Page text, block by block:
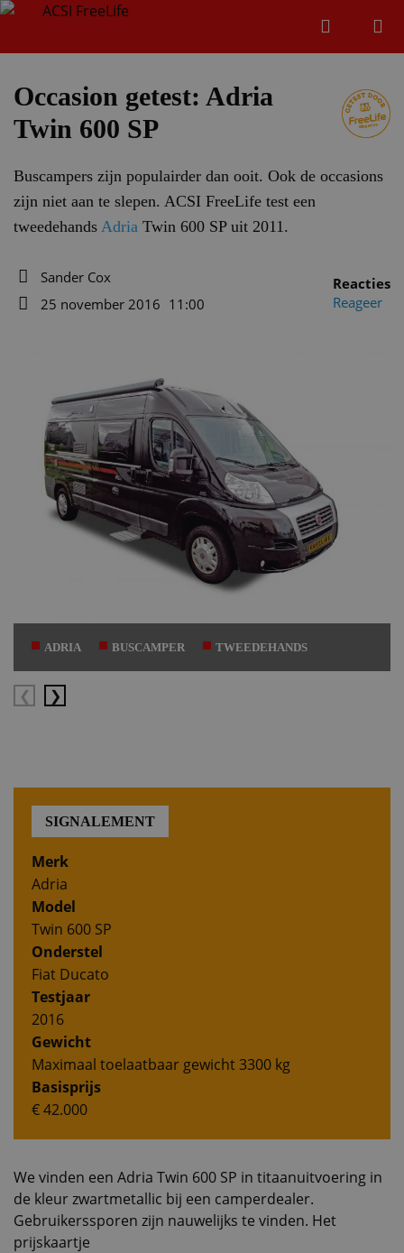
Occasion getest: Adria
Twin 600 SP
Buscampers zijn populairder dan ooit. Ook de occasions
zijn niet aan te slepen. ACSI FreeLife test een
tweedehands Adria Twin 600 SP uit 2011.
Auteur
Sander Cox
25 november 2016 11:00
Reacties
Reageer
ADRIA BUSCAMPER TWEEDEHANDS
SIGNALEMENT
Merk
Adria
Model
Twin 600 SP
Onderstel
Fiat Ducato
Testjaar
2016
Gewicht
Maximaal toelaatbaar gewicht 3300 kg
Basisprijs
€ 42.000
We vinden een Adria Twin 600 SP in titaanuitvoering in
de kleur zwartmetallic bij een camperdealer.
Gebruikerssporen zijn nauwelijks te vinden. Het
prijskaartje